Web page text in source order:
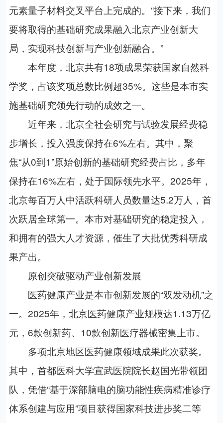
元素量子材料交叉平台上完成的。“接下来，我们
要将取得的基础研究成果融入北京产业创新大
局，实现科技创新与产业创新融合。”
本年度，北京共有18项成果荣获国家自然科
学奖，占该奖项总数比例超35%。这些是本市实
施基础研究领先行动的成效之一。
近年来，北京全社会研究与试验发展经费稳
步增长，投入强度保持在6%左右。其中，聚
焦“从0到1”原始创新的基础研究经费占比，多年
保持在16%左右，处于国际领先水平。2025年，
北京每百万人中活跃科研人员数量达5.2万人，首
次跃居全球第一。本市对基础研究的稳定投入，
和拥有的强大人才资源，催生了大批优秀科研成
果产出。
原创突破驱动产业创新发展
医药健康产业是本市创新发展的“双发动机”之
一。2025年，北京医药健康产业规模达1.13万亿
元，6款创新药、10款创新医疗器械密集上市。
多项北京地区医药健康领域成果此次获奖。
其中，首都医科大学宣武医院院长赵国光带领团
队，凭借“基于深部脑电的脑功能性疾病精准诊疗
体系创建与应用”项目获得国家科技进步奖二等